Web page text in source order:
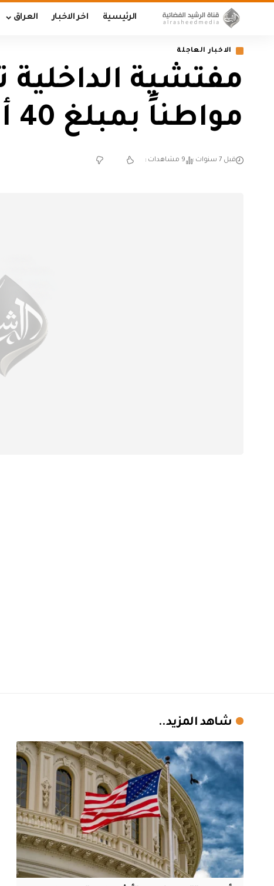
الرئيسية اخر الاخبار العراق
الاخبار العاجلة
مفتشية الداخلية
مواطناً بمبلغ 40 ألف دولار
قبل 7 سنوات 9 مشاهدات
شاهد المزيد..